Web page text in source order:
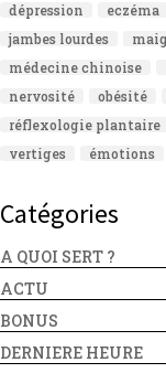
dépression
eczéma
jambes lourdes
médecine chinoise
nervosité
obésité
réflexologie plantaire
vertiges
émotions
Catégories
A QUOI SERT ?
ACTU
BONUS
DERNIERE HEURE